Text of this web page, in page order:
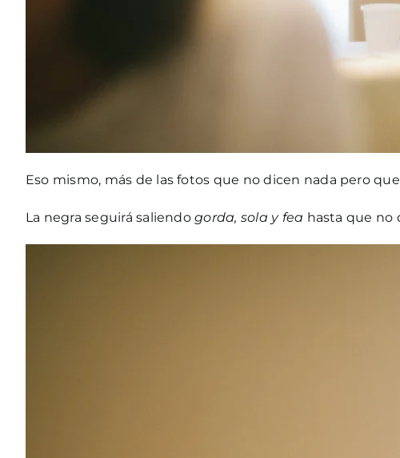
Eso mismo, más de las fotos que no dicen nada pero
La negra seguirá saliendogorda, sola y fea hasta que no